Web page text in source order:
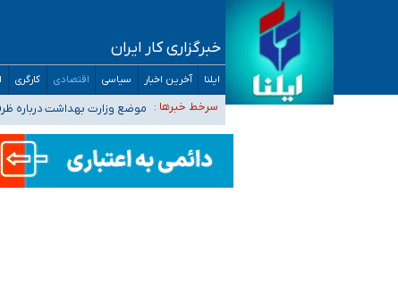
خبرگزاری کار ایران
ایلنا آخرین اخبار سیاسی اقتصادی کارگری
سرخط خبرها :
موضع وزارت بهداشت درباره ظرفیت پزشکی کنکور ۱۴۰۵: خواستار اصلاح
تعویق آزمون ورودی دکترای
خبرنگاران راویان حقیقت با دغدغه نان،
آخرین وضعیت شیوع عفونت‌های تنفسی در